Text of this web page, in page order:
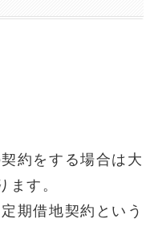
約をする場合は大
ます。
期借地契約という